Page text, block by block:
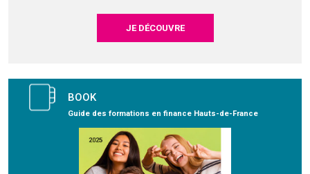
JE DÉCOUVRE
BOOK
Guide des formations en finance Hauts-de-France